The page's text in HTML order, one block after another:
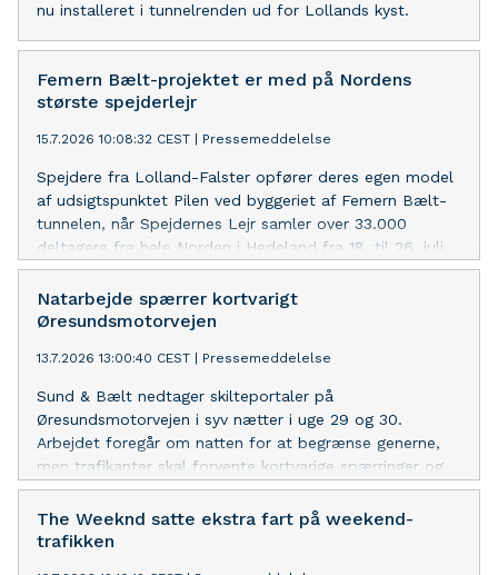
nu installeret i tunnelrenden ud for Lollands kyst.
Femern Bælt-projektet er med på Nordens
største spejderlejr
15.7.2026 10:08:32 CEST Pressemeddelelse
Spejdere fra Lolland-Falster opfører deres egen model
af udsigtspunktet Pilen ved byggeriet af Femern Bælt-
tunnelen, når Spejdernes Lejr samler over 33.000
deltagere fra hele Norden i Hedeland fra 18. til 26. juli.
Natarbejde spærrer kortvarigt
Øresundsmotorvejen
13.7.2026 13:00:40 CEST Pressemeddelelse
Sund & Bælt nedtager skilteportaler på
Øresundsmotorvejen i syv nætter i uge 29 og 30.
Arbejdet foregår om natten for at begrænse generne,
men trafikanter skal forvente kortvarige spærringer og
risiko for kø, mens skiltene tages ned.
The Weeknd satte ekstra fart på weekend-
trafikken